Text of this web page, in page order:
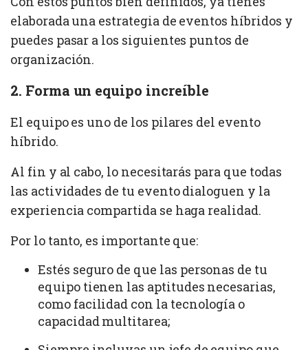
elaborada una estrategia de eventos híbridos y
puedes pasar a los siguientes puntos de
organización.
2. Forma un equipo increíble
El equipo es uno de los pilares del evento
híbrido.
Al fin y al cabo, lo necesitarás para que todas
las actividades de tu evento dialoguen y la
experiencia compartida se haga realidad.
Por lo tanto, es importante que:
Estés seguro de que las personas de tu
equipo tienen las aptitudes necesarias,
como facilidad con la tecnología o
capacidad multitarea;